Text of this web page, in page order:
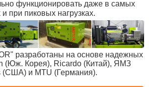
функционировать даже в самых
при пиковых нагрузках.
разработаны на основе надежных
(Юж. Корея), Ricardo (Китай), ЯМЗ
(США) и MTU (Германия).